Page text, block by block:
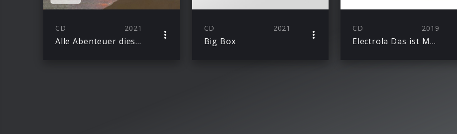
CD 2021
Alle Abenteuer dieser Erde – Die Jubiläums-Edition
CD 2021
Big Box
CD 2019
Electrola Das ist Musik! Freddy Quinn